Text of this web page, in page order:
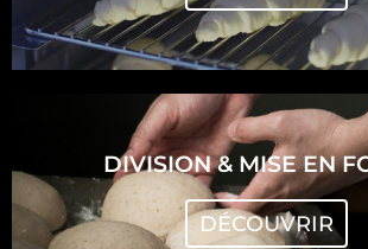
DIVISION & MISE EN
DÉCOUVRIR